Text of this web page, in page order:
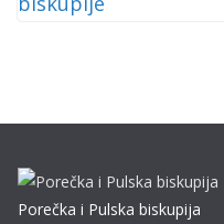
Porečka i Pulska biskupija